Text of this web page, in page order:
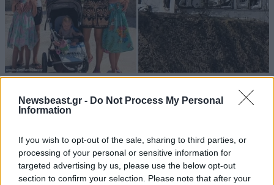
Newsbeast.gr - Do Not Process My Personal
Information
If you wish to opt-out of the sale, sharing to third parties, or
processing of your personal or sensitive information for
targeted advertising by us, please use the below opt-out
section to confirm your selection. Please note that after your
«Κάηκε το σπίτι μας στην Ελλάδα λίγο πριν
μετακομίσουμε»: Απαρηγόρητη η οικογένεια
γίνεται στάχτη